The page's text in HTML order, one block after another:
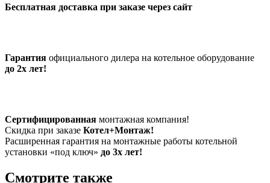
Бесплатная доставка при заказе через сайт
Гарантия официального дилера на котельное оборудование
до 2х лет!
Сертифицированная монтажная компания!
Скидка при заказе Котел+Монтаж!
Расширенная гарантия на монтажные работы котельной
установки «под ключ» до 3х лет!
Смотрите также